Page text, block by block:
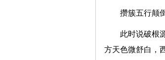
攒簇五行
此时说破根
方天色微舒白，